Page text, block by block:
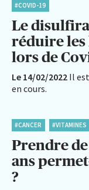
#COVID-19
Le
réduire
lors de
Le 14/02/2022 Il
en cours.
#CANCER #VITAMINES
Prendre
ans
?